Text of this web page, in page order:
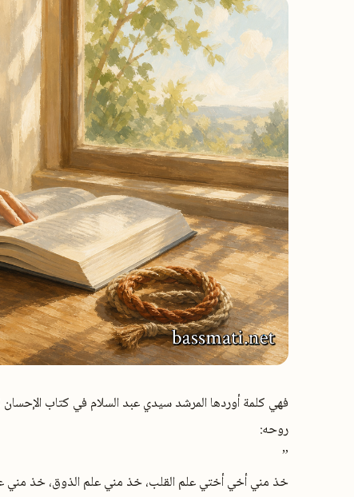
روحه:
”
خذ مني أخي أختي علم القلب، خذ مني علم الذوق، خذ مني